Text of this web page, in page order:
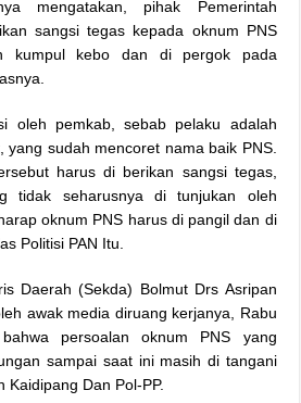
mengatakan, pihak Pemerintah
sangsi tegas kepada oknum PNS
kumpul kebo dan di pergok pada
oleh pemkab, sebab pelaku adalah
yang sudah mencoret nama baik PNS.
harus di berikan sangsi tegas,
tidak seharusnya di tunjukan oleh
oknum PNS harus di pangil dan di
Politisi PAN Itu.
Daerah (Sekda) Bolmut Drs Asripan
awak media diruang kerjanya, Rabu
persoalan oknum PNS yang
sampai saat ini masih di tangani
Kaidipang Dan Pol-PP.